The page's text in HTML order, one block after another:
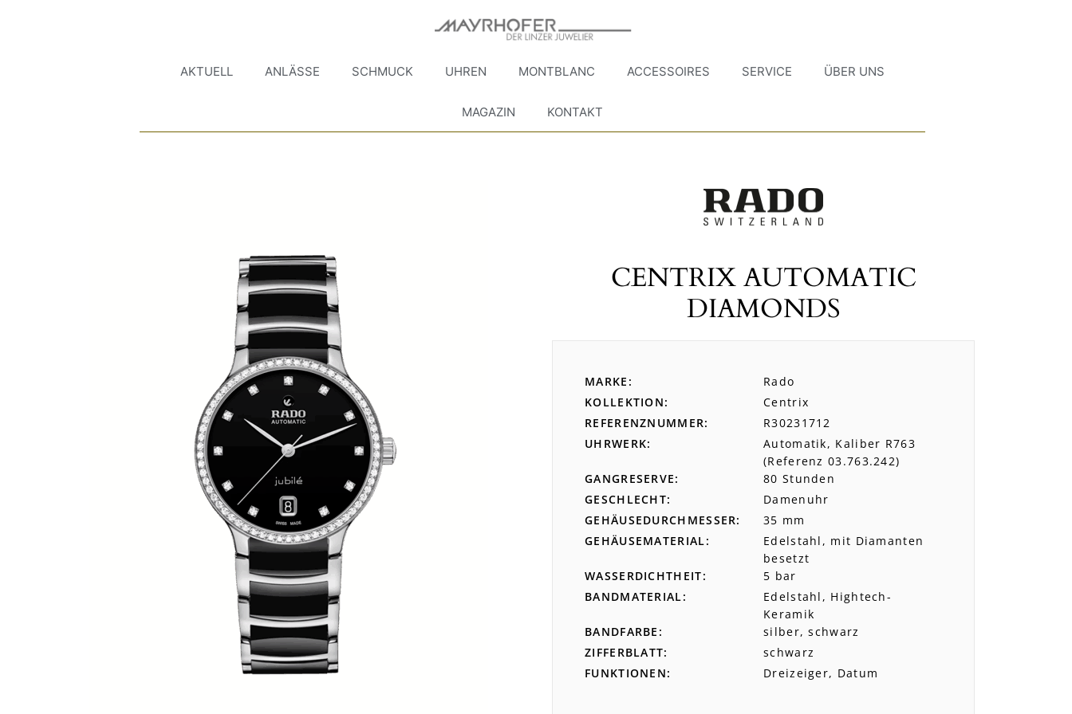
AKTUELL ANLÄSSE SCHMUCK UHREN MONTBLANC ACCESSOIRES SERVICE ÜBER UNS
MAGAZIN KONTAKT
CENTRIX AUTOMATIC
DIAMONDS
MARKE
Rado
KOLLEKTION
Centrix
REFERENZNUMMER
R30231712
UHRWERK
Automatik, Kaliber R763
(Referenz 03.763.242)
GANGRESERVE
80 Stunden
GESCHLECHT
Damenuhr
GEHÄUSEDURCHMESSER
35 mm
GEHÄUSEMATERIAL
Edelstahl, mit Diamanten
besetzt
WASSERDICHTHEIT
5 bar
BANDMATERIAL
Edelstahl, Hightech-
Keramik
BANDFARBE
silber, schwarz
ZIFFERBLATT
schwarz
FUNKTIONEN
Dreizeiger, Datum